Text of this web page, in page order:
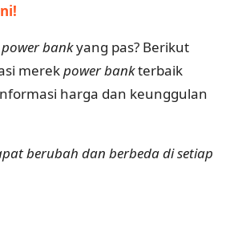
power bankyang pas? Berikut
merekpowerbankterbaik
harga dan keunggulan
berubah dan berbeda di setiap